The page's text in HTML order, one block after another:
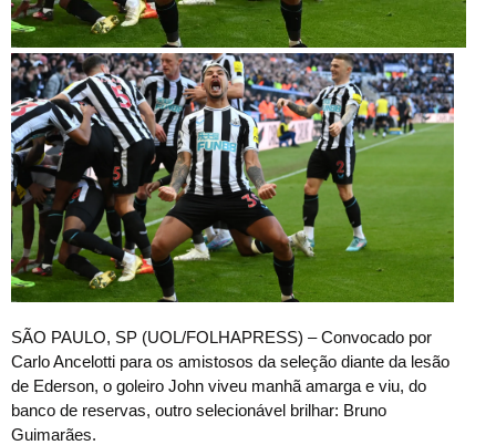
SÃO PAULO, SP (UOL/FOLHAPRESS) – Convocado por
Carlo Ancelotti para os amistosos da seleção diante da lesão
de Ederson, o goleiro John viveu manhã amarga e viu, do
banco de reservas, outro selecionável brilhar: Bruno
Guimarães.